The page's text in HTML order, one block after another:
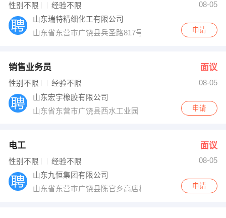
性别不限 经验不限
08-05
山东瑞特精细化工有限公司
山东省东营市广饶县兵圣路817号
申请
销售业务员 面议
性别不限 经验不限
08-05
山东宏宇橡胶有限公司
山东省东营市广饶县西水工业园
申请
电工 面议
性别不限 经验不限
08-05
山东九恒集团有限公司
山东省东营市广饶县陈官乡高店村对面
申请